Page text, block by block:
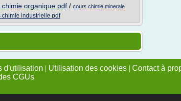
chimie organique pdf / cours chimie minerale
chimie industrielle pdf
d'utilisation | Utilisation des cookies | Contact à
CGUs